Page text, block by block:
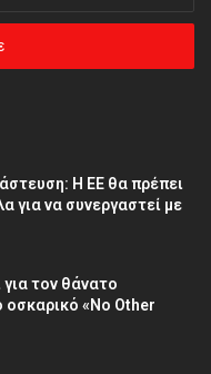
Η ΕΕ θα πρέπει
για να συνεργαστεί με
για τον θάνατο
οσκαρικό «No Other